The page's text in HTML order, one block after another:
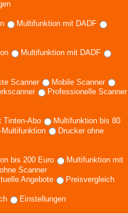
Multifunktion mit DADF
Multifunktion mit DADF
Scanner
Mobile Scanner
Professionelle Scanner
Tinten-Abo
Multifunktion bis 80
Multifunktion
Drucker ohne
bis 200 Euro
Multifunktion mit
Scanner
Angebote
Preisvergleich
Einstellungen